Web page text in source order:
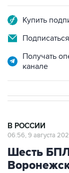
Купить
Получать
канале
В РОССИИ
06:56, 9 августа
Шесть